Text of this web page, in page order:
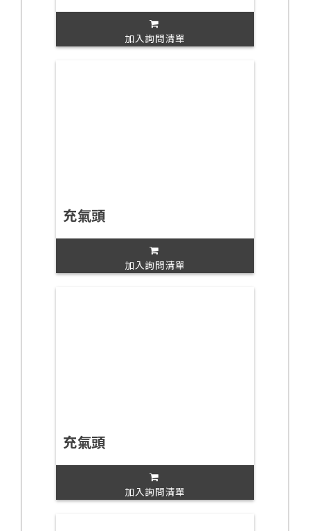
加入詢問清單
充氣頭
加入詢問清單
充氣頭
加入詢問清單